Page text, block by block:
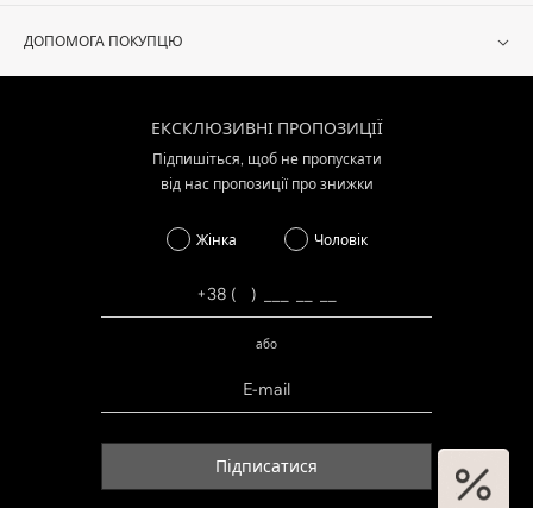
ДОПОМОГА ПОКУПЦЮ
ЕКСКЛЮЗИВНІ ПРОПОЗИЦІЇ
Підпишіться, щоб не пропускати
від нас пропозиції про знижки
Жінка Чоловік
або
Підписатися